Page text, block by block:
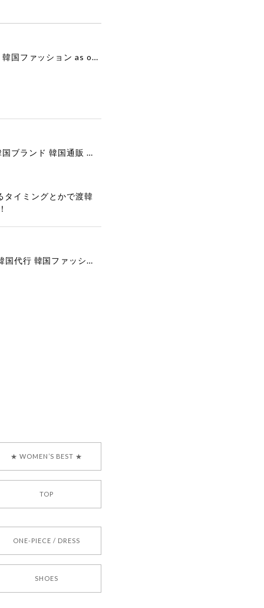
[as”on] BONITA MINI BAG / BLACK 正規品 韓国ブランド 韓国通販 韓国代行 韓国ファッション as on ason エズオン アズオン
[COOR][WOMEN] Faux Suede Three-Button Blazer (Dark Brown) 正規品 韓国ブランド 韓国通販 韓国代行 韓国ファッション クール クーア クアー 日本 店舗
タイミングとかで渡韓
[COYSEIO] COY BUMBLE SNEAKERS GREY 正規品 韓国ブランド 韓国通販 韓国代行 韓国ファッション コイセイオ 日本 店舗
[TENSE DANCE] Wool stripe backpack_black 正規品 韓国ブランド 韓国通販 韓国代行 韓国ファッション 日本 テンスダンス
★ WOMEN’S BEST ★
TOP
ONE-PIECE / DRESS
SHOES